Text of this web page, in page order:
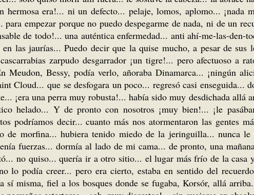
hermosa era!... ni un defecto... pelaje, lomos, aplomo...
empezar porque no puedo despegarme de nada, ni de un
de todo!... una auténtica enfermedad... anti ahí-me-las-den-
las jaurías... Puedo decir que la quise mucho, a pesar de
zarpudo desgarrador ¡un tigre!... pero afectuoso a
Meudon, Bessy, podía verlo, añoraba Dinamarca... ¡ningún
Cloud... que se desfogara un poco... regresó casi enseguida...
¡era una perra muy robusta!... había sido muy desdichada
helado... Y de pronto con nosotros ¡muy bien!... ¡le
podríamos decir... cuanto más nos atormentaron las gentes
de morfina... hubiera tenido miedo de la jeringuilla... nunca
fuerzas... dormía al lado de mi cama... de pronto, una
no quiso... quería ir a otro sitio... el lugar más frío de la casa
lo podía creer... pero era cierto, estaba en sentido del
sí misma, fiel a los bosques donde se fugaba, Korsór, allá